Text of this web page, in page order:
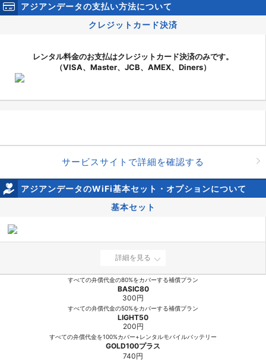
アジアンデータの支払い方法について
クレジットカード決済
レンタル料金のお支払はクレジットカード決済のみです。
（VISA、Master、JCB、AMEX、Diners）
サービスサイトで詳細を確認する
アジアンデータのWiFi基本セット・オプションについて
基本セット
詳細を見る
すべての弁償代金の80%をカバーする補償プラン
BASIC80
300円
すべての弁償代金の50%をカバーする補償プラン
LIGHT50
200円
すべての弁償代金を100%カバー+レンタルモバイルバッテリー
GOLD100プラス
740円